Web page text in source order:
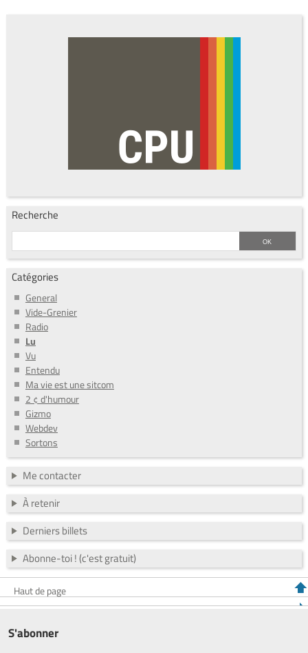
Recherche
Catégories
General
Vide-Grenier
Radio
Lu
Vu
Entendu
Ma vie est une sitcom
2 ¢ d'humour
Gizmo
Webdev
Sortons
Me contacter
À retenir
Derniers billets
Abonne-toi ! (c'est gratuit)
Haut de page
S'abonner